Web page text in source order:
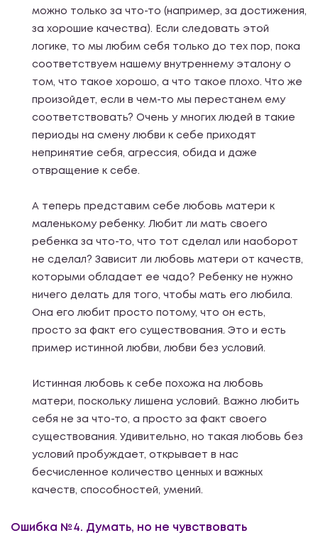
можно только за что-то (например, за достижения,
за хорошие качества). Если следовать этой
логике, то мы любим себя только до тех пор, пока
соответствуем нашему внутреннему эталону о
том, что такое хорошо, а что такое плохо. Что же
произойдет, если в чем-то мы перестанем ему
соответствовать? Очень у многих людей в такие
периоды на смену любви к себе приходят
непринятие себя, агрессия, обида и даже
отвращение к себе.
А теперь представим себе любовь матери к
маленькому ребенку. Любит ли мать своего
ребенка за что-то, что тот сделал или наоборот
не сделал? Зависит ли любовь матери от качеств,
которыми обладает ее чадо? Ребенку не нужно
ничего делать для того, чтобы мать его любила.
Она его любит просто потому, что он есть,
просто за факт его существования. Это и есть
пример истинной любви, любви без условий.
Истинная любовь к себе похожа на любовь
матери, поскольку лишена условий. Важно любить
себя не за что-то, а просто за факт своего
существования. Удивительно, но такая любовь без
условий пробуждает, открывает в нас
бесчисленное количество ценных и важных
качеств, способностей, умений.
Ошибка №4. Думать, но не чувствовать